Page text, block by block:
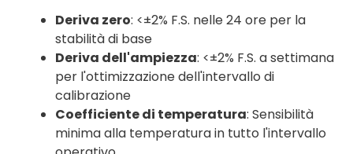
Deriva zero: <±2% F.S. nelle 24 ore per la
stabilità di base
Deriva dell'ampiezza: <±2% F.S. a settimana
per l'ottimizzazione dell'intervallo di
calibrazione
Coefficiente di temperatura: Sensibilità
minima alla temperatura in tutto l'intervallo